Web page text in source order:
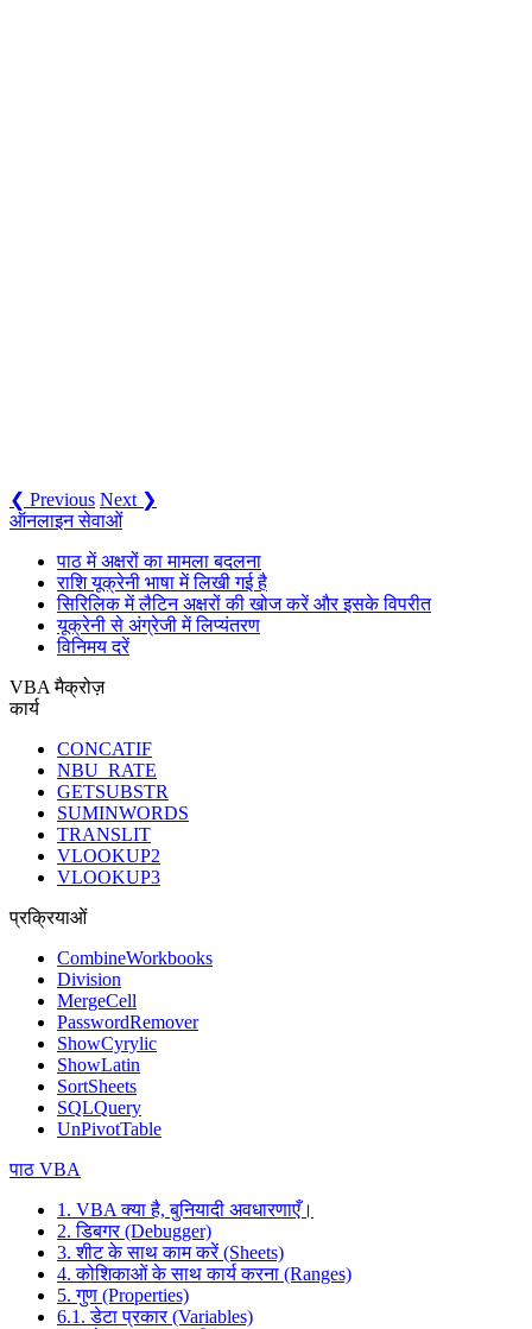
❮ Previous Next ❯
ऑनलाइन सेवाओं
पाठ में अक्षरों का मामला बदलना
राशि यूक्रेनी भाषा में लिखी गई है
सिरिलिक में लैटिन अक्षरों की खोज करें और इसके विपरीत
यूक्रेनी से अंग्रेजी में लिप्यंतरण
विनिमय दरें
VBA मैक्रोज़
कार्य
CONCATIF
NBU_RATE
GETSUBSTR
SUMINWORDS
TRANSLIT
VLOOKUP2
VLOOKUP3
प्रक्रियाओं
CombineWorkbooks
Division
MergeCell
PasswordRemover
ShowCyrylic
ShowLatin
SortSheets
SQLQuery
UnPivotTable
पाठ VBA
1. VBA क्या है, बुनियादी अवधारणाएँ।
2. डिबगर (Debugger)
3. शीट के साथ काम करें (Sheets)
4. कोशिकाओं के साथ कार्य करना (Ranges)
5. गुण (Properties)
6.1. डेटा प्रकार (Variables)